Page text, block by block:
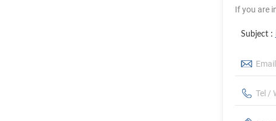
If you are
Subject :